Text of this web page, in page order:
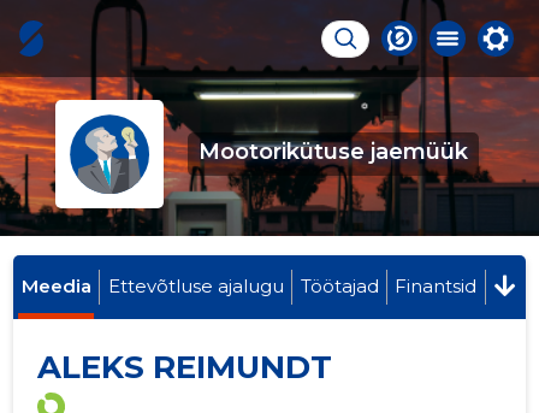
Mootorikütuse jaemüük
Meedia Ettevõtluse ajalugu Töötajad Finantsid
ALEKS REIMUNDT